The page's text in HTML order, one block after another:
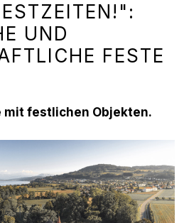
UND
FESTE
festlichen Objekten.